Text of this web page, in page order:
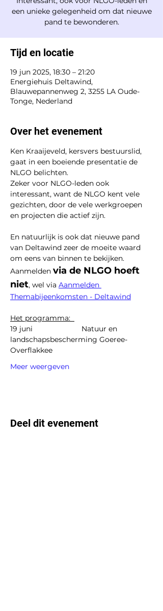
een unieke gelegenheid om dat nieuwe
pand te bewonderen.
Tijd en locatie
19 jun 2025, 18:30 – 21:20
Energiehuis Deltawind,
Blauwepannenweg 2, 3255 LA Oude-
Tonge, Nederland
Over het evenement
Ken Kraaijeveld, kersvers bestuurslid,
gaat in een boeiende presentatie de
NLGO belichten.
Zeker voor NLGO-leden ook
interessant, want de NLGO kent vele
gezichten, door de vele werkgroepen
en projecten die actief zijn.
En natuurlijk is ook dat nieuwe pand
van Deltawind zeer de moeite waard
om eens van binnen te bekijken.
Aanmelden via de NLGO hoeft
niet, wel via Aanmelden
Themabijeenkomsten - Deltawind
Het programma:
19 juni                        Natuur en
landschapsbescherming Goeree-
Overflakkee
Meer weergeven
Deel dit evenement